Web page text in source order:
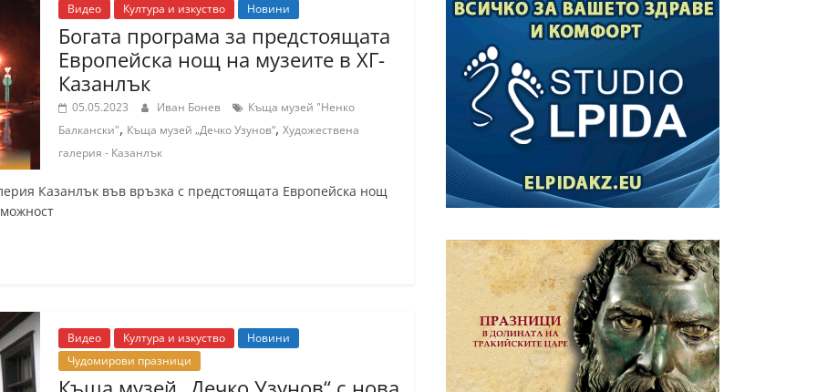
Видео Култура и изкуство Новини
Богата програма за предстоящата
Европейска нощ на музеите в ХГ-
Казанлък
05.05.2023 Иван Бонев
Къща музей "Ненко
Балкански", Къща музей „Дечко Узунов“, Художествена
галерия - Казанлък
Казанлък във връзка с предстоящата Европейска нощ
Видео Култура и изкуство
Новини
Чудомирови празници